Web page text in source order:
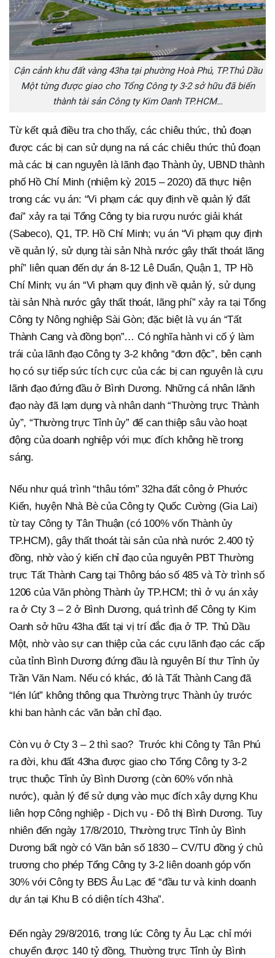
Cận cảnh khu đất vàng 43ha tại phường Hoà Phú, TP.Thủ Dầu
Một từng được giao cho Tổng Công ty 3-2 sở hữu đã biến
thành tài sản Công ty Kim Oanh TP.HCM…
Từ kết quả điều tra cho thấy, các chiêu thức, thủ đoạn
được các bị can sử dụng na ná các chiêu thức thủ đoạn
mà các bị can nguyên là lãnh đạo Thành ủy, UBND thành
phố Hồ Chí Minh (nhiệm kỳ 2015 – 2020) đã thực hiện
trong các vụ án: “Vi phạm các quy định về quản lý đất
đai” xảy ra tại Tổng Công ty bia rượu nước giải khát
(Sabeco), Q1, TP. Hồ Chí Minh; vụ án “Vi phạm quy định
về quản lý, sử dụng tài sản Nhà nước gây thất thoát lãng
phí” liên quan đến dự án 8-12 Lê Duẩn, Quận 1, TP Hồ
Chí Minh; vụ án “Vi phạm quy định về quản lý, sử dụng
tài sản Nhà nước gây thất thoát, lãng phí” xảy ra tại Tổng
Công ty Nông nghiệp Sài Gòn; đặc biệt là vụ án “Tất
Thành Cang và đồng bọn”… Có nghĩa hành vi cố ý làm
trái của lãnh đạo Công ty 3-2 không “đơn độc”, bên cạnh
họ có sự tiếp sức tích cực của các bị can nguyên là cựu
lãnh đạo đứng đầu ở Bình Dương. Những cá nhân lãnh
đạo này đã lạm dụng và nhân danh “Thường trực Thành
ủy”, “Thường trực Tỉnh ủy” để can thiệp sâu vào hoạt
động của doanh nghiệp với mục đích không hề trong
sáng.
Nếu như quá trình “thâu tóm” 32ha đất công ở Phước
Kiển, huyện Nhà Bè của Công ty Quốc Cường (Gia Lai)
từ tay Công ty Tân Thuận (có 100% vốn Thành ủy
TP.HCM), gây thất thoát tài sản của nhà nước 2.400 tỷ
đồng, nhờ vào ý kiến chỉ đạo của nguyên PBT Thường
trực Tất Thành Cang tại Thông báo số 485 và Tờ trình số
1206 của Văn phòng Thành ủy TP.HCM; thì ở vụ án xảy
ra ở Cty 3 – 2 ở Bình Dương, quá trình để Công ty Kim
Oanh sở hữu 43ha đất tại vị trí đắc địa ở TP. Thủ Dầu
Một, nhờ vào sự can thiệp của các cựu lãnh đạo các cấp
của tỉnh Bình Dương đứng đầu là nguyên Bí thư Tỉnh ủy
Trần Văn Nam. Nếu có khác, đó là Tất Thành Cang đã
“lén lút” không thông qua Thường trực Thành ủy trước
khi ban hành các văn bản chỉ đạo.
Còn vụ ở Cty 3 – 2 thì sao? Trước khi Công ty Tân Phú
ra đời, khu đất 43ha được giao cho Tổng Công ty 3-2
trực thuộc Tỉnh ủy Bình Dương (còn 60% vốn nhà
nước), quản lý để sử dụng vào mục đích xây dựng Khu
liên hợp Công nghiệp - Dịch vụ - Đô thị Bình Dương. Tuy
nhiên đến ngày 17/8/2010, Thường trực Tỉnh ủy Bình
Dương bất ngờ có Văn bản số 1830 – CV/TU đồng ý chủ
trương cho phép Tổng Công ty 3-2 liên doanh góp vốn
30% với Công ty BĐS Âu Lạc để “đầu tư và kinh doanh
dự án tại Khu B có diện tích 43ha”.
Đến ngày 29/8/2016, trong lúc Công ty Âu Lạc chỉ mới
chuyển được 140 tỷ đồng, Thường trực Tỉnh ủy Bình